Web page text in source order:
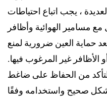
، يجب اتباع احتياطات
مع مسامير الهوائية وأظافر
حماية العين ضرورية لمنع
الأظافر غير المرغوب فيها.
من الحفاظ على ضاغط
صحيح واستخدامه وفقًا